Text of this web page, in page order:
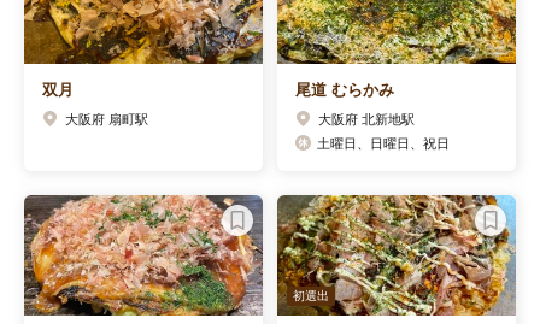
双月
大阪府 扇町駅
尾道 むらかみ
大阪府 北新地駅
土曜日、日曜日、祝日
初選出